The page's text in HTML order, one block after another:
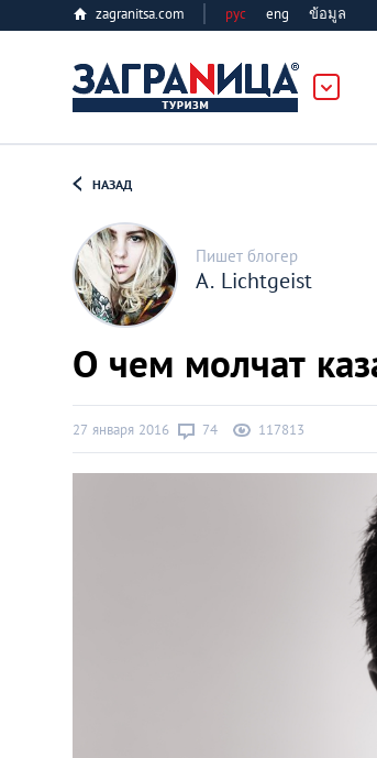
zagranitsa.com рус eng ข้อมูล
НАЗАД
Пишет блогер
A. Lichtgeist
О чем молчат
27 января 2016 74 117813